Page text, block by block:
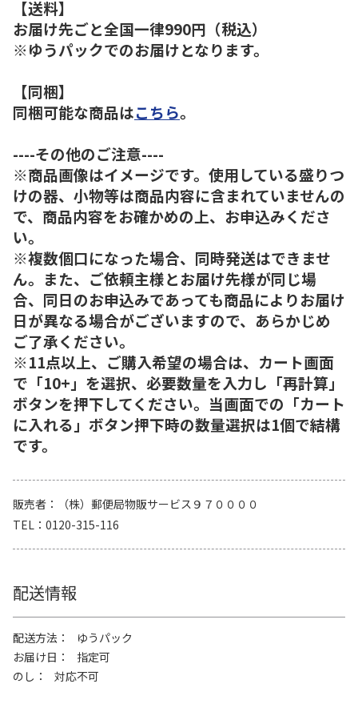
【送料】
お届け先ごと全国一律990円（税込）
※ゆうパックでのお届けとなります。
【同梱】
同梱可能な商品はこちら。
----その他のご注意----
※商品画像はイメージです。使用している盛りつ
けの器、小物等は商品内容に含まれていませんの
で、商品内容をお確かめの上、お申込みくださ
い。
※複数個口になった場合、同時発送はできませ
ん。また、ご依頼主様とお届け先様が同じ場
合、同日のお申込みであっても商品によりお届け
日が異なる場合がございますので、あらかじめ
ご了承ください。
※11点以上、ご購入希望の場合は、カート画面
で「10+」を選択、必要数量を入力し「再計算」
ボタンを押下してください。当画面での「カート
に入れる」ボタン押下時の数量選択は1個で結構
です。
販売者
（株）郵便局物販サービス９７００００
TEL
0120-315-116
配送情報
配送方法
ゆうパック
お届け日
指定可
のし
対応不可